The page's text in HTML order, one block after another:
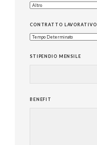
CONTRATTO LAVORATIVO
STIPENDIO MENSILE
BENEFIT